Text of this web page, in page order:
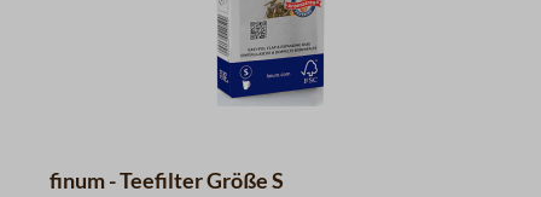
finum - Teefilter Größe S